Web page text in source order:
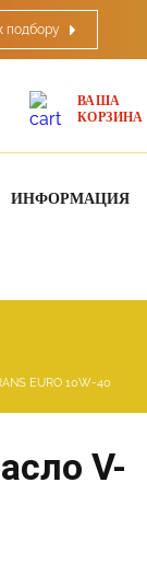
подбору
ВАША
КОРЗИНА
ИНФОРМАЦИЯ
EURO 10W-40
V-